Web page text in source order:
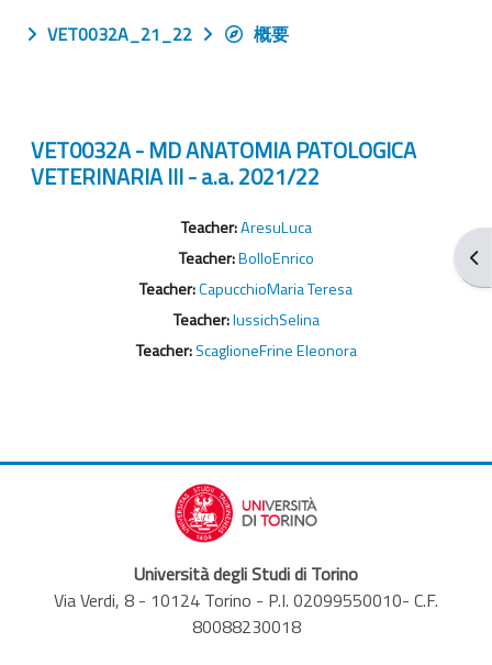
打
VET0032A_21_22
概要
VET0032A - MD ANATOMIA PATOLOGICA
VETERINARIA III - a.a. 2021/22
Teacher:AresuLuca
Teacher:BolloEnrico
Teacher:CapucchioMaria Teresa
Teacher:IussichSelina
Teacher:ScaglioneFrine Eleonora
Università degli Studi di Torino
Via Verdi, 8 - 10124 Torino - P.I. 02099550010- C.F.
80088230018